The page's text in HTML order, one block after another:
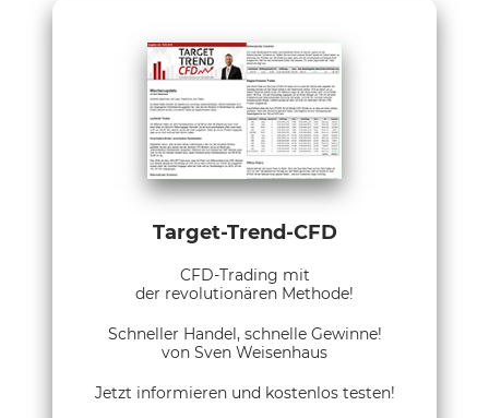
Target-Trend-CFD
CFD-Trading mit
der revolutionären Methode!
Schneller Handel, schnelle Gewinne!
von Sven Weisenhaus
Jetzt informieren und kostenlos testen!